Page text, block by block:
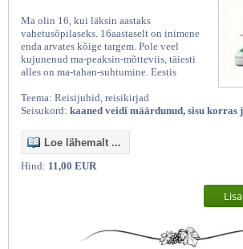
Ma olin 16, kui läksin aastaks
vahetusõpilaseks. 16aastaselt on inimene
enda arvates kõige targem. Pole veel
kujunenud ma-peaksin-mõtteviis, täiesti
alles on ma-tahan-suhtumine. Eestis
Teema: Reisijuhid, reisikirjad
Seisukord: kaaned veidi määrdunud, sisu korras
Loe lähemalt ...
Hind: 11,00 EUR